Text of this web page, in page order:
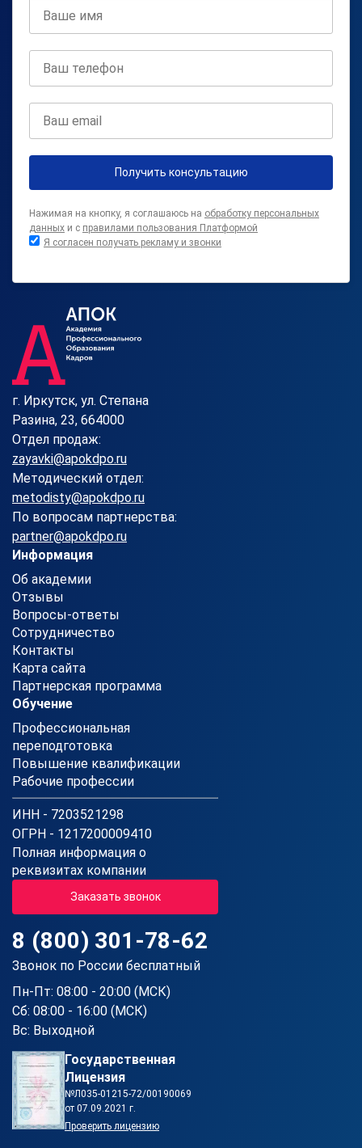
Получить консультацию
Нажимая на кнопку, я соглашаюсь на обработку персональных
данных и с правилами пользования Платформой
Я согласен получать рекламу и звонки
г. Иркутск, ул. Степана
Разина, 23, 664000
Отдел продаж:
zayavki@apokdpo.ru
Методический отдел:
metodisty@apokdpo.ru
По вопросам партнерства:
partner@apokdpo.ru
Информация
Об академии
Отзывы
Вопросы-ответы
Сотрудничество
Контакты
Карта сайта
Партнерская программа
Обучение
Профессиональная
переподготовка
Повышение квалификации
Рабочие профессии
ИНН - 7203521298
ОГРН - 1217200009410
Полная информация о
реквизитах компании
Заказать звонок
8 (800) 301-78-62
Звонок по России бесплатный
Пн-Пт: 08:00 - 20:00 (МСК)
Сб: 08:00 - 16:00 (МСК)
Вс: Выходной
Государственная
Лицензия
№Л035-01215-72/00190069
от 07.09.2021 г.
Проверить лицензию